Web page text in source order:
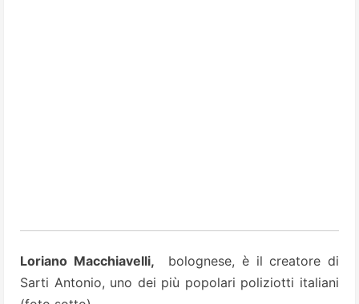
Loriano Macchiavelli, bolognese, è il creatore di
Sarti Antonio, uno dei più popolari poliziotti italiani